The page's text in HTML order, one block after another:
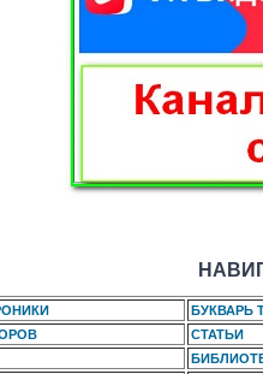
БУКВАРЬ
СТАТЬИ